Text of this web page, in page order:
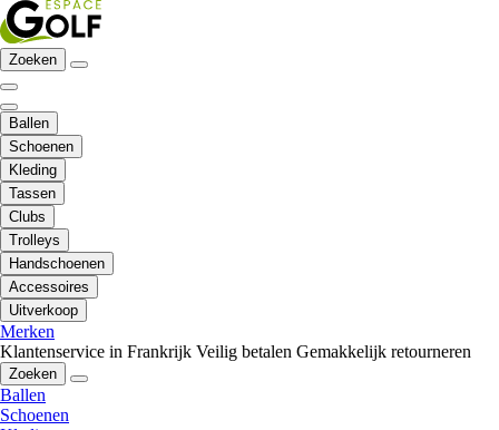
Zoeken
Ballen
Schoenen
Kleding
Tassen
Clubs
Trolleys
Handschoenen
Accessoires
Uitverkoop
Merken
Klantenservice in Frankrijk Veilig betalen Gemakkelijk retourneren
Zoeken
Ballen
Schoenen